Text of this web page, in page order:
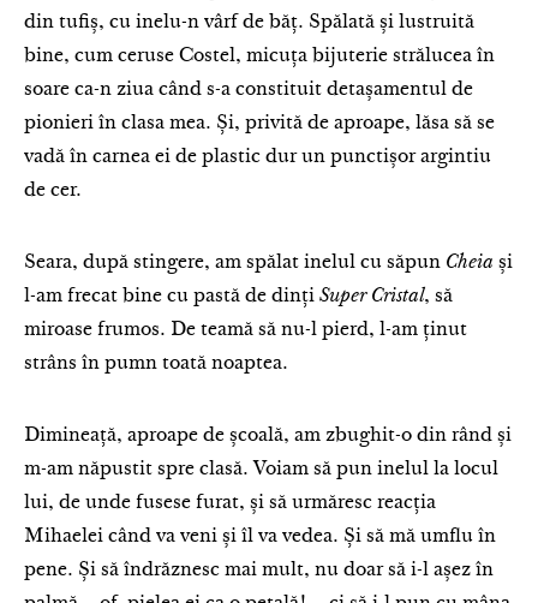
din tufiș, cu inelu-n vârf de băț. Spălată și lustruită
bine, cum ceruse Costel, micuța bijuterie strălucea în
soare ca-n ziua când s-a constituit detașamentul de
pionieri în clasa mea. Și, privită de aproape, lăsa să se
vadă în carnea ei de plastic dur un punctișor argintiu
de cer.
Seara, după stingere, am spălat inelul cu săpun Cheia și
l-am frecat bine cu pastă de dinți Super Cristal, să
miroase frumos. De teamă să nu-l pierd, l-am ținut
strâns în pumn toată noaptea.
Dimineață, aproape de școală, am zbughit-o din rând și
m-am năpustit spre clasă. Voiam să pun inelul la locul
lui, de unde fusese furat, și să urmăresc reacția
Mihaelei când va veni și îl va vedea. Și să mă umflu în
pene. Și să îndrăznesc mai mult, nu doar să i-l așez în